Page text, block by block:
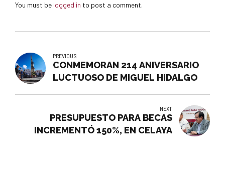
You must be logged in to post a comment.
PREVIOUS
CONMEMORAN 214 ANIVERSARIO
LUCTUOSO DE MIGUEL HIDALGO
NEXT
PRESUPUESTO PARA BECAS
INCREMENTÓ 150%, EN CELAYA